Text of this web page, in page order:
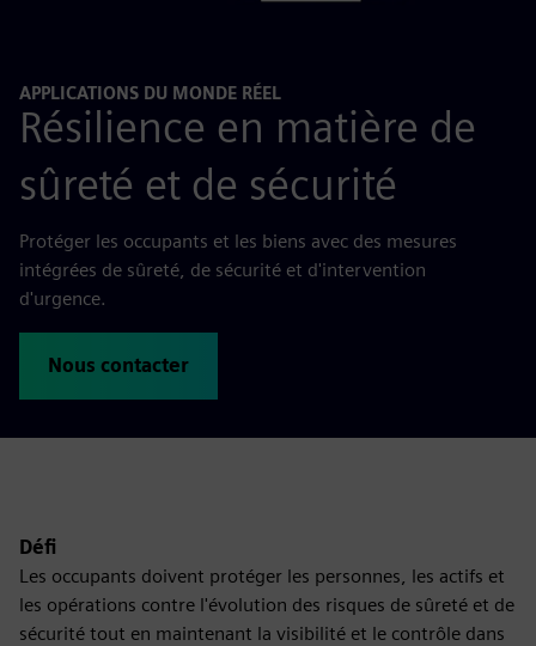
APPLICATIONS DU MONDE RÉEL
Résilience en matière de
sûreté et de sécurité
Protéger les occupants et les biens avec des mesures
intégrées de sûreté, de sécurité et d'intervention
d'urgence.
Nous contacter
Défi
Les occupants doivent protéger les personnes, les actifs et
les opérations contre l'évolution des risques de sûreté et de
sécurité tout en maintenant la visibilité et le contrôle dans